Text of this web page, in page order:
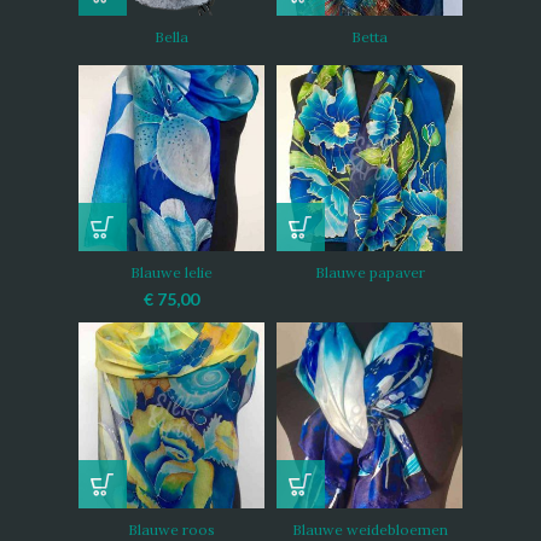
Bella Betta
Blauwe lelie
€ 75,00
Blauwe papaver
Blauwe roos Blauwe weidebloemen